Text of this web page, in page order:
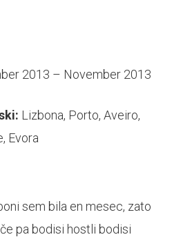
2013 – November 2013
Lizbona, Porto, Aveiro,
Evora
sem bila en mesec, zato
pa bodisi hostli bodisi